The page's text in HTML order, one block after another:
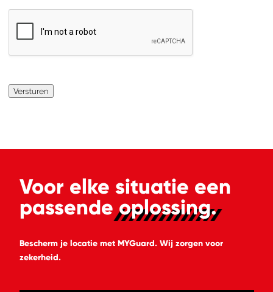
Versturen
Voor elke situatie een
passendeoplossing.
Bescherm je locatie met MYGuard. Wij zorgen voor
zekerheid.